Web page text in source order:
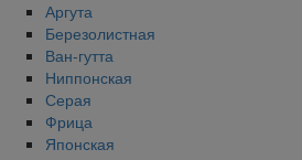
Аргута
Березолистная
Ван-гутта
Ниппонская
Серая
Фрица
Японская